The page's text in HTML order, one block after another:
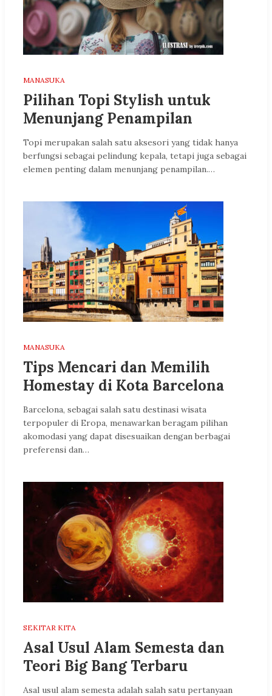
MANASUKA
Pilihan Topi Stylish untuk
Menunjang Penampilan
Topi merupakan salah satu aksesori yang tidak hanya
berfungsi sebagai pelindung kepala, tetapi juga sebagai
elemen penting dalam menunjang penampilan.…
MANASUKA
Tips Mencari dan Memilih
Homestay di Kota Barcelona
Barcelona, sebagai salah satu destinasi wisata
terpopuler di Eropa, menawarkan beragam pilihan
akomodasi yang dapat disesuaikan dengan berbagai
preferensi dan…
SEKITAR KITA
Asal Usul Alam Semesta dan
Teori Big Bang Terbaru
Asal usul alam semesta adalah salah satu pertanyaan